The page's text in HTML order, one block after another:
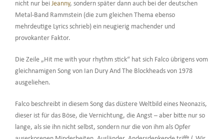
nicht nur bei Jeanny, sondern später dann auch bei der deutschen
Metal-Band Rammstein (die zum gleichen Thema ebenso
mehrdeutige Lyrics schrieb) ein neugierig machender und
provokanter Faktor.
Die Zeile „Hit me with your rhythm stick“ hat sich Falco übrigens vom
gleichnamigen Song von Ian Dury And The Blockheads von 1978
ausgeliehen.
Falco beschreibt in diesem Song das düstere Weltbild eines Neonazis,
dieser ist für das Böse, die Vernichtung, die Angst – aber bitte nur so
lange, als sie ihn nicht selbst, sondern nur die von ihm als Opfer